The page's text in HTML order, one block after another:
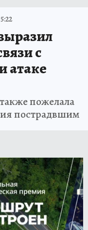
с
атаке
пожелала
пострадвшим